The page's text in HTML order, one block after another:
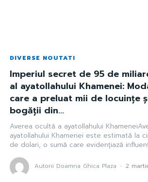
DIVERSE NOUTATI
Imperiul secret de 95 de
al ayatollahului Khamenei:
care a preluat mii de locuințe
bogății din...
Averea ocultă a ayatollahului
ayatollahului Khamenei este estimată la
de dolari, o sumă care evidențiază
Autorii Doamna Ghica Plaza - 2